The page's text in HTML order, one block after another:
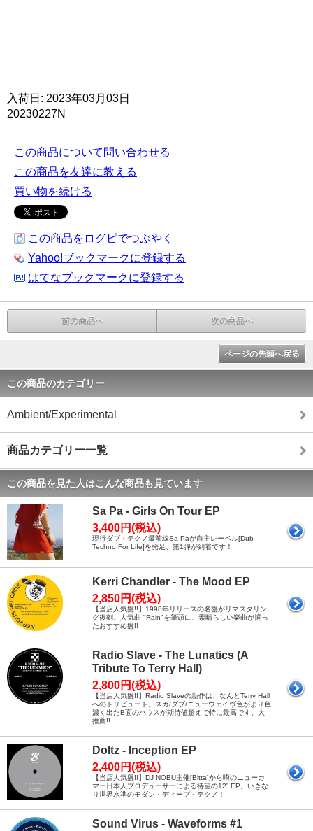
入荷日: 2023年03月03日
20230227N
この商品について問い合わせる
この商品を友達に教える
買い物を続ける
この商品をログピでつぶやく
Yahoo!ブックマークに登録する
はてなブックマークに登録する
前の商品へ 次の商品へ
ページの先頭へ戻る
この商品のカテゴリー
Ambient/Experimental
商品カテゴリー一覧
この商品を見た人はこんな商品も見ています
Sa Pa - Girls On Tour EP
3,400円(税込)
現行ダブ・テクノ最前線Sa Paが自主レーベル[Dub
Techno For Life]を発足、第1弾が到着です！
Kerri Chandler - The Mood EP
2,850円(税込)
【当店人気盤!!】1998年リリースの名盤がリマスタリン
グ復刻。人気曲 "Rain"を筆頭に、素晴らしい楽曲が揃っ
たおすすめ盤!!
Radio Slave - The Lunatics (A
Tribute To Terry Hall)
2,800円(税込)
【当店人気盤!!】Radio Slaveの新作は、なんとTerry Hall
へのトリビュート。スカ/ダブ/ニューウェイヴ色がより色
濃く出たB面のハウスが期待値超えで特に最高です。大
推薦!!
Doltz - Inception EP
2,400円(税込)
【当店人気盤!!】DJ NOBU主催[Bitta]から噂のニューカ
マー日本人プロデューサーによる待望の12” EP。いきな
り世界水準のモダン・ディープ・テクノ！
Sound Virus - Waveforms #1